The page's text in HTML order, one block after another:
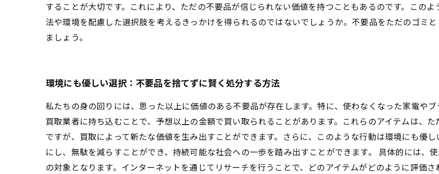
することが大切です。これにより、ただの不要品が信じられない価値を持つこともあるのです。この
法や環境を配慮した選択肢を考えるきっかけを得られるのではないでしょうか。不要品をただのゴミ
ましょう。
環境にも優しい選択：不要品を捨てずに賢く処分する方法
私たちの身の回りには、思った以上に価値のある不要品が存在します。特に、使わなくなった家電や
買取業者に持ち込むことで、予想以上の金額で買い取られることがあります。これらのアイテムは、
ですが、買取によって新たな価値を生み出すことができます。さらに、このような行動は環境にも優
にし、無駄を減らすことができ、持続可能な社会への一歩を踏み出すことができます。 具体的には、
の対象となります。インターネットを通じてリサーチを行うことで、どのアイテムがどのように評価